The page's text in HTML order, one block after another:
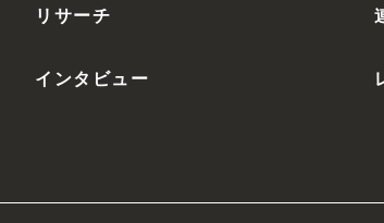
リサーチ
インタビュー